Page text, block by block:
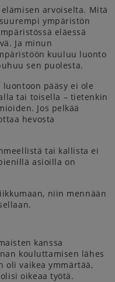
arvoiselta. Mitä
ympäristön
eläessä
Ja minun
kuuluu luonto
sen puolesta.
pääsy ei ole
tai toisella – tietenkin
Jos pelkää
hevosta
tai kallista ei
asioilla on
niin mennään
kanssa
kouluttamisen lähes
oli vaikea ymmärtää,
oikeaa työtä.